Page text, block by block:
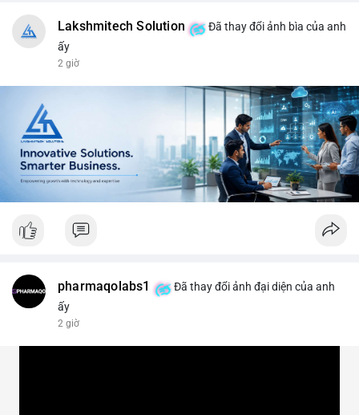
$btc
📰 Nguồn: CoinDesk
Lakshmitech Solution
Đã thay đổi ảnh bìa của anh
ấy
2 giờ
pharmaqolabs1
Đã thay đổi ảnh đại diện của anh
ấy
2 giờ